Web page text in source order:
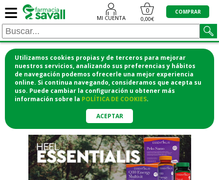
Utilizamos cookies propias y de terceros para mejorar
nuestros servicios, analizando sus preferencias y hábitos
de navegación podemos ofrecerle una mejor experiencia
online. Si continua navegando, consideramos que acepta su
uso. Puede cambiar la configuración u obtener más
información sobre la POLÍTICA DE COOKIES.
ACEPTAR
≡ MI CUENTA
0
0,00€
COMPRAR
¡COMPRA CÓMODAMENTE
DESDE CASA Y RECOGE EN LA
FARMACIA!o si lo prefieres te lo mandamos
a casa